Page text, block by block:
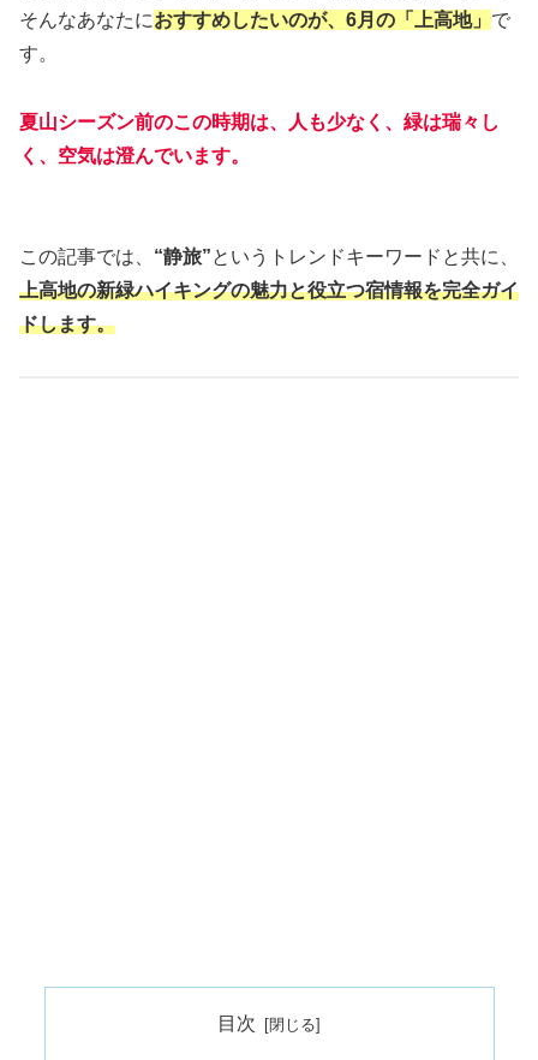
そんなあなたにおすすめしたいのが、6月の「上高地」 で
す。
夏山シーズン前のこの時期は、人も少なく、緑は瑞々し
く、空気は澄んでいます。
この記事では、 “静旅”というトレンドキーワードと共に、
上高地の新緑ハイキングの魅力と役立つ宿情報を完全ガイ
ドします。
目次